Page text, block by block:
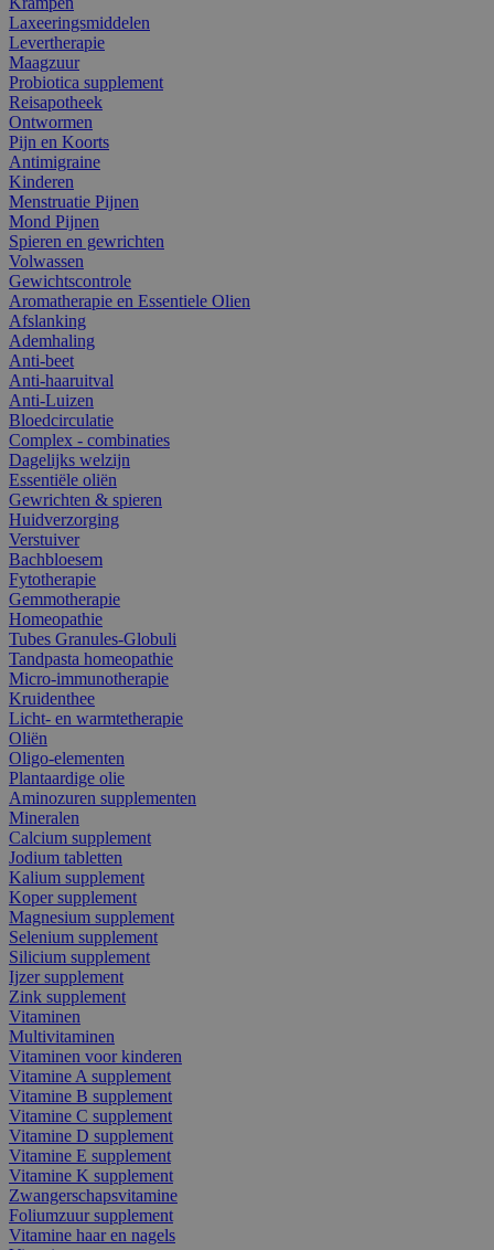
Laxeeringsmiddelen
Levertherapie
Maagzuur
Probiotica supplement
Reisapotheek
Ontwormen
Pijn en Koorts
Antimigraine
Kinderen
Menstruatie Pijnen
Mond Pijnen
Spieren en gewrichten
Volwassen
Gewichtscontrole
Aromatherapie en Essentiele Olien
Afslanking
Ademhaling
Anti-beet
Anti-haaruitval
Anti-Luizen
Bloedcirculatie
Complex - combinaties
Dagelijks welzijn
Essentiële oliën
Gewrichten & spieren
Huidverzorging
Verstuiver
Bachbloesem
Fytotherapie
Gemmotherapie
Homeopathie
Tubes Granules-Globuli
Tandpasta homeopathie
Micro-immunotherapie
Kruidenthee
Licht- en warmtetherapie
Oliën
Oligo-elementen
Plantaardige olie
Aminozuren supplementen
Mineralen
Calcium supplement
Jodium tabletten
Kalium supplement
Koper supplement
Magnesium supplement
Selenium supplement
Silicium supplement
Ijzer supplement
Zink supplement
Vitaminen
Multivitaminen
Vitaminen voor kinderen
Vitamine A supplement
Vitamine B supplement
Vitamine C supplement
Vitamine D supplement
Vitamine E supplement
Vitamine K supplement
Zwangerschapsvitamine
Foliumzuur supplement
Vitamine haar en nagels